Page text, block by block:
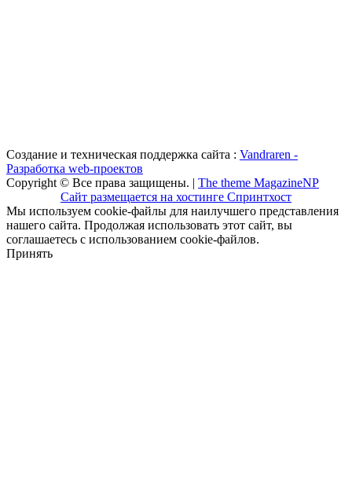
Создание и техническая поддержка сайта : Vandraren -
Разработка web-проектов
Copyright © Все права защищены. | The theme MagazineNP
Сайт размещается на хостинге Спринтхост
Мы используем cookie-файлы для наилучшего представления
нашего сайта. Продолжая использовать этот сайт, вы
соглашаетесь с использованием cookie-файлов.
Принять